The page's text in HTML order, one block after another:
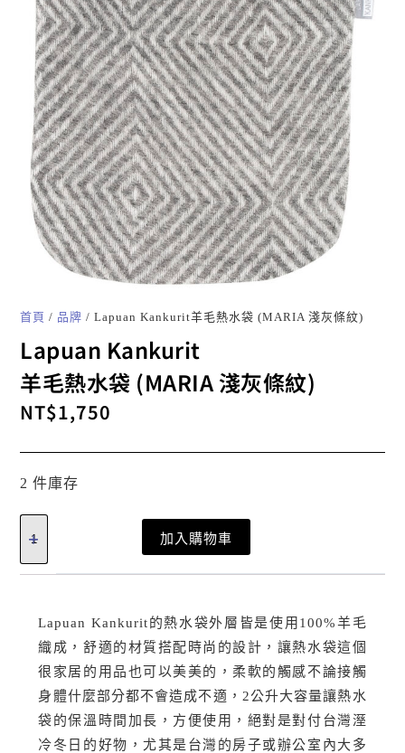
首頁 / 品牌 / Lapuan Kankurit羊毛熱水袋 (MARIA 淺灰條紋)
Lapuan Kankurit
羊毛熱水袋 (MARIA 淺灰條紋)
NT$1,750
2 件庫存
加入購物車
Lapuan Kankurit的熱水袋外層皆是使用100%羊毛
織成，舒適的材質搭配時尚的設計，讓熱水袋這個
很家居的用品也可以美美的，柔軟的觸感不論接觸
身體什麼部分都不會造成不適，2公升大容量讓熱水
袋的保溫時間加長，方便使用，絕對是對付台灣溼
冷冬日的好物，尤其是台灣的房子或辦公室內大多